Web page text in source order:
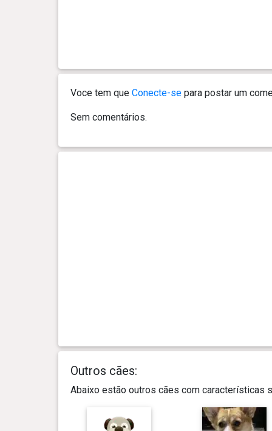
Voce tem que Conecte-separa postar um
Sem comentários.
Outros cães:
Abaixo estão outros cães com características